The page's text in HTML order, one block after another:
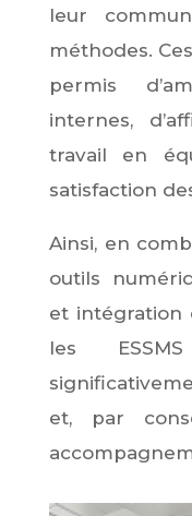
leur
méthodes.
permis
internes,
travail en
satisfaction
Ainsi, en
outils
et intégration
les
et, par